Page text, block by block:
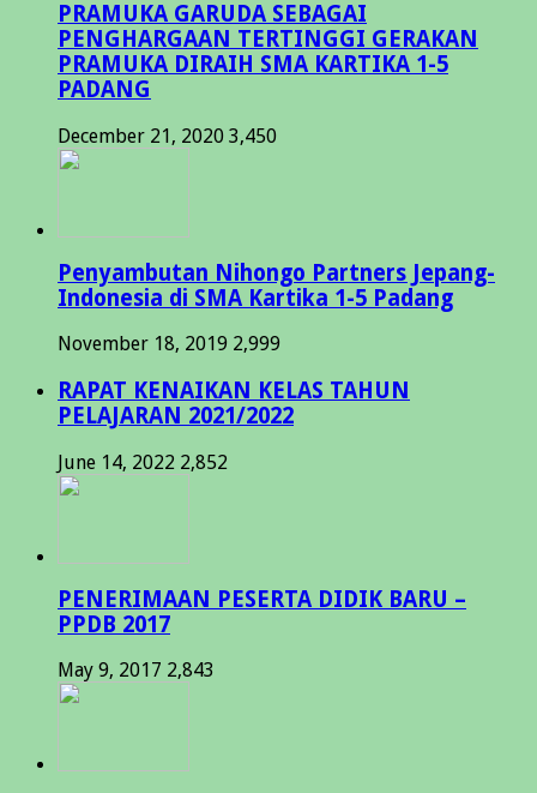
PRAMUKA GARUDA SEBAGAI
PENGHARGAAN TERTINGGI GERAKAN
PRAMUKA DIRAIH SMA KARTIKA 1-5
PADANG
December 21, 2020 3,450
Penyambutan Nihongo Partners Jepang-
Indonesia di SMA Kartika 1-5 Padang
November 18, 2019 2,999
RAPAT KENAIKAN KELAS TAHUN
PELAJARAN 2021/2022
June 14, 2022 2,852
PENERIMAAN PESERTA DIDIK BARU –
PPDB 2017
May 9, 2017 2,843